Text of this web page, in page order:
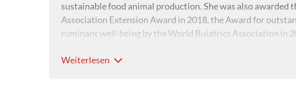
sustainable food animal production. She was also awarded
Association Extension Award in 2018, the Award for
ruminant well-being by the World Buiatrics Association in
Weiterlesen